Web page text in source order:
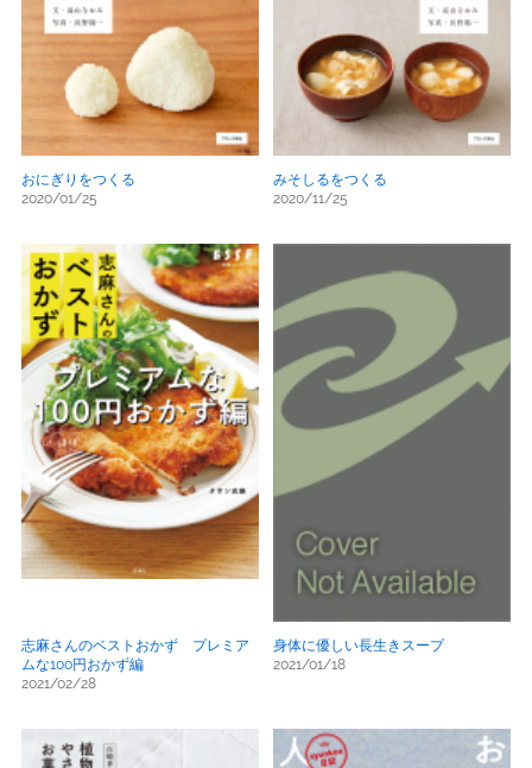
おにぎりをつくる
2020/01/25
みそしるをつくる
2020/11/25
志麻さんのベストおかず プレミア
ムな100円おかず編
2021/02/28
身体に優しい長生きスープ
2021/01/18